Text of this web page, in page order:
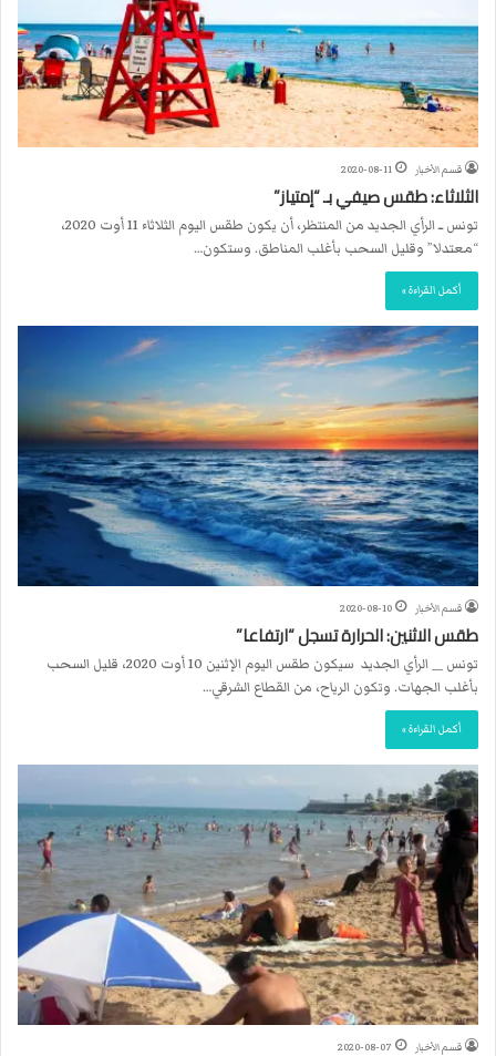
قسم الأخبار 2020-08-11
الثلاثاء: طقس صيفي بـ “إمتياز”
تونس ــ الرأي الجديد من المنتظر، أن يكون طقس اليوم الثلاثاء 11 أوت 2020،
“معتدلا” وقليل السحب بأغلب المناطق. وستكون…
أكمل القراءة »
قسم الأخبار 2020-08-10
طقس الاثنين: الحرارة تسجل “ارتفاعا”
تونس __ الرأي الجديد سيكون طقس اليوم الإثنين 10 أوت 2020، قليل السحب
بأغلب الجهات. وتكون الرياح، من القطاع الشرقي…
أكمل القراءة »
قسم الأخبار 2020-08-07